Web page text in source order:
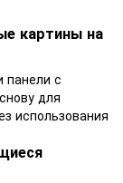
картины на
панели с
для
использования